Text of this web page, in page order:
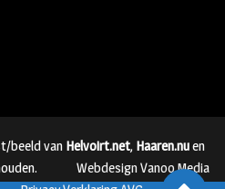
beeld van Helvoirt.net, Haaren.nuen
Webdesign Vanoo Media